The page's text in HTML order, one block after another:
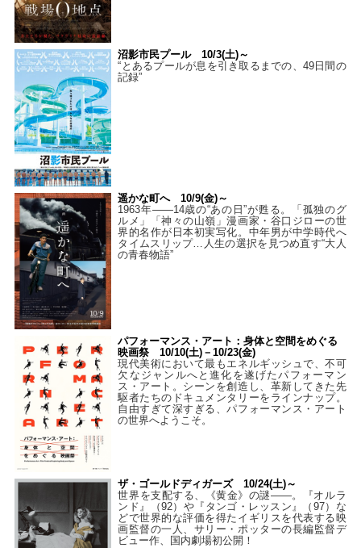
沼影市民プール 10/3(土)～
“とあるプールが息を引き取るまでの、49日間の
記録”
遥かな町へ 10/9(金)～
1963年――14歳の“あの日”が甦る。「孤独のグ
ルメ」「神々の山嶺」漫画家・谷口ジローの世
界的名作が日本初実写化。中年男が中学時代へ
タイムスリップ…人生の選択を見つめ直す“大人
の青春物語”
パフォーマンス・アート：身体と空間をめぐる
映画祭 10/10(土)－10/23(金)
現代美術において最もエネルギッシュで、不可
欠なジャンルへと進化を遂げたパフォーマン
ス・アート。シーンを創造し、革新してきた先
駆者たちのドキュメンタリーをラインナップ。
自由すぎて深すぎる、パフォーマンス・アート
の世界へようこそ。
ザ・ゴールドディガーズ 10/24(土)～
世界を支配する、《黄金》の謎――。『オルラ
ンド』（92）や『タンゴ・レッスン』（97）な
どで世界的な評価を得たイギリスを代表する映
画監督の一人、サリー・ポッターの長編監督デ
ビュー作、国内劇場初公開！